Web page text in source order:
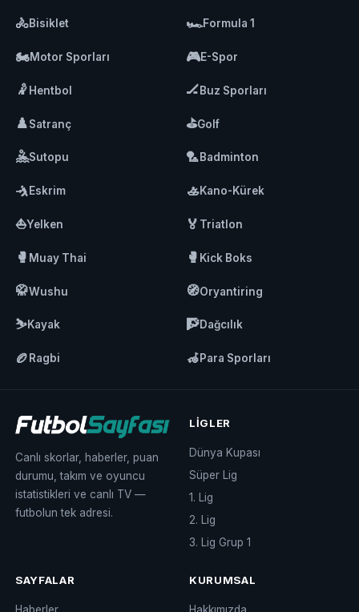
🚴Bisiklet 🏎️Formula 1
🏍️Motor Sporları 🎮E-Spor
🤾 Hentbol 🏒Buz Sporları
♟️Satranç ⛳Golf
🤽Sutopu 🏸Badminton
🤺Eskrim 🚣Kano-Kürek
⛵Yelken 🏅 Triatlon
🥊 Muay Thai 🥊 Kick Boks
🥋Wushu 🧭Oryantiring
⛷️Kayak 🧗Dağcılık
🏉 Ragbi 🦽Para Sporları
Canlı skorlar, haberler, puan
durumu, takım ve oyuncu
istatistikleri ve canlı TV —
futbolun tek adresi.
LIGLER
Dünya Kupası
Süper Lig
1. Lig
2. Lig
3. Lig Grup 1
SAYFALAR
Haberler
KURUMSAL
Hakkımızda